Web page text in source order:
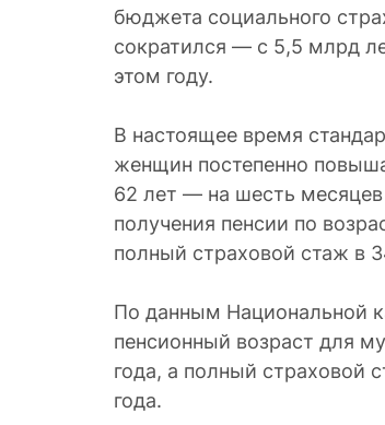
бюджета социального
сократился — с 5,5 млрд
этом году.
В настоящее время
женщин постепенно
62 лет — на шесть
получения пенсии по
полный страховой стаж в
По данным Национальной
пенсионный возраст для
года, а полный страховой
года.